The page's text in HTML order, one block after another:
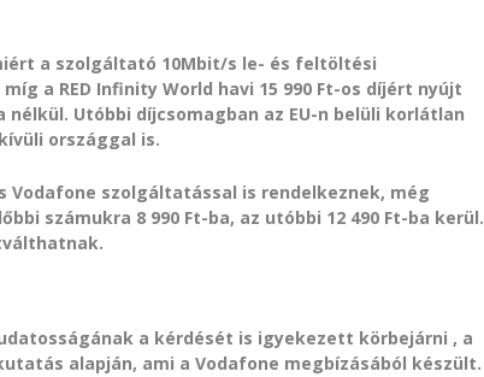
a szolgáltató 10Mbit/s le- és feltöltési
a RED Infinity World havi 15 990 Ft-os díjért nyújt
Utóbbi díjcsomagban az EU-n belüli korlátlan
országgal is.
szolgáltatással is rendelkeznek, még
számukra 8 990 Ft-ba, az utóbbi 12 490 Ft-ba kerül.
a kérdését is igyekezett körbejárni , a
alapján, ami a Vodafone megbízásából készült.